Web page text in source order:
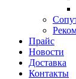
Прайс
Новости
Доставка
Контакты